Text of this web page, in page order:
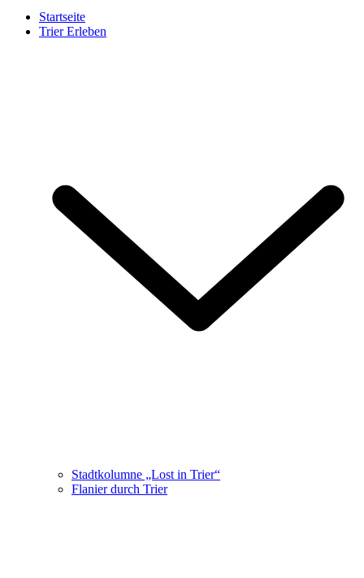
Startseite
Trier Erleben
Stadtkolumne „Lost in Trier“
Flanier durch Trier